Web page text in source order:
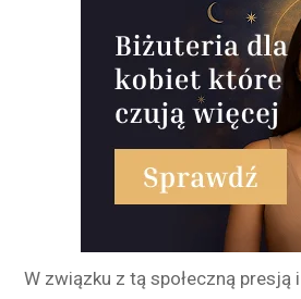
W związku z tą społeczną presją